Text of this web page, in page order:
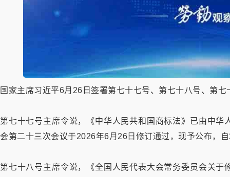
国家主席习近平6月26日签署第七十七号、第七十八号、第七
第七十七号主席令说，《中华人民共和国商标法》已由中
会第二十三次会议于2026年6月26日修订通过，现予公布，
第七十八号主席令说，《全国人民代表大会常务委员会关